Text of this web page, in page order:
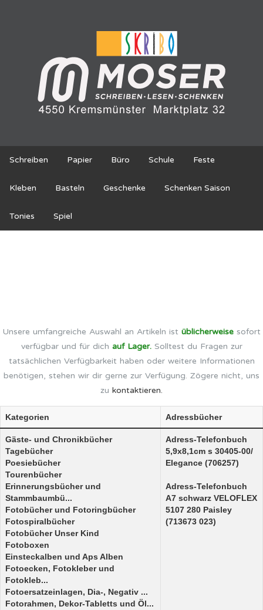
Schreiben Papier Büro Schule Feste
Kleben Basteln Geschenke Schenken Saison
Tonies Spiel
Unsere umfangreiche Auswahl an Artikeln ist üblicherweise sofort
verfügbar und für dich auf Lager.Solltest du Fragen zur
tatsächlichen Verfügbarkeit haben oder weitere Informationen
benötigen, stehen wir dir gerne zur Verfügung. Zögere nicht, uns
zu kontaktieren.
Kategorien Adressbücher
Gäste- und Chronikbücher
Tagebücher
Poesiebücher
Tourenbücher
Erinnerungsbücher und
Stammbaumbü...
Fotobücher und Fotoringbücher
Fotospiralbücher
Fotobücher Unser Kind
Fotoboxen
Einsteckalben und Aps Alben
Fotoecken, Fotokleber und
Fotokleb...
Fotoersatzeinlagen, Dia-, Negativ ...
Fotorahmen, Dekor-Tabletts und Öl...
Adress-Telefonbuch
5,9x8,1cm s 30405-00/
Elegance (706257)
Adress-Telefonbuch
A7 schwarz VELOFLEX
5107 280 Paisley
(713673 023)